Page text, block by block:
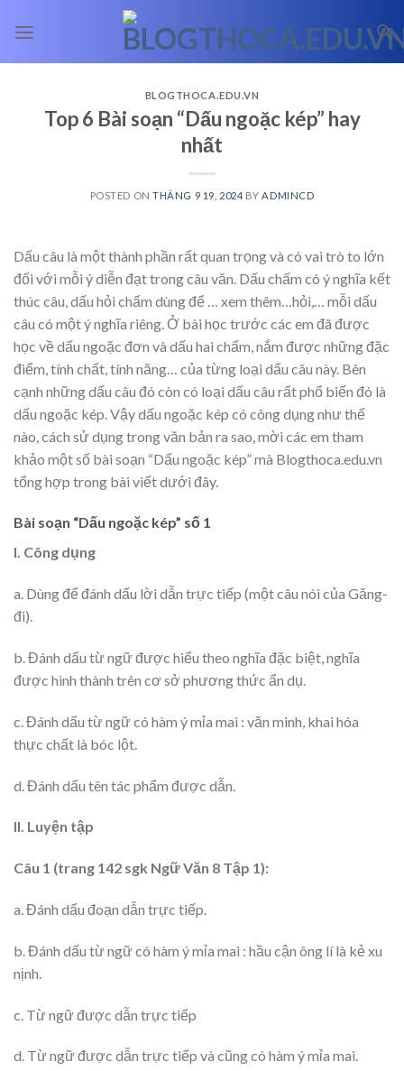
BLOGTHOCA.EDU.VN
Top 6 Bài soạn “Dấu ngoặc kép” hay
nhất
POSTED ONTHÁNG 9 19, 2024 BY ADMINCD
Dấu câu là một thành phần rất quan trọng và có vai trò to lớn
đối với mỗi ý diễn đạt trong câu văn. Dấu chấm có ý nghĩa kết
thúc câu, dấu hỏi chấm dùng để
… xem thêm… hỏi,… mỗi dấu
câu có một ý nghĩa riêng. Ở bài học trước các em đã được
học về dấu ngoặc đơn và dấu hai chấm, nắm được những đặc
điểm, tính chất, tính năng… của từng loại dấu câu này. Bên
cạnh những dấu câu đó còn có loại dấu câu rất phổ biến đó là
dấu ngoặc kép. Vậy dấu ngoặc kép có công dụng như thế
nào, cách sử dụng trong văn bản ra sao, mời các em tham
khảo một số bài soạn “Dấu ngoặc kép” mà Blogthoca.edu.vn
tổng hợp trong bài viết dưới đây.
Bài soạn “Dấu ngoặc kép” số 1
I. Công dụng
a. Dùng để đánh dấu lời dẫn trực tiếp (một câu nói của Găng-
đi).
b. Đánh dấu từ ngữ được hiểu theo nghĩa đặc biệt, nghĩa
được hình thành trên cơ sở phương thức ẩn dụ.
c. Đánh dấu từ ngữ có hàm ý mỉa mai : văn minh, khai hóa
thực chất là bóc lột.
d. Đánh dấu tên tác phẩm được dẫn.
II. Luyện tập
Câu 1 (trang 142 sgk Ngữ Văn 8 Tập 1):
a. Đánh dấu đoạn dẫn trực tiếp.
b. Đánh dấu từ ngữ có hàm ý mỉa mai : hầu cận ông lí là kẻ xu
nịnh.
c. Từ ngữ được dẫn trực tiếp
d. Từ ngữ được dẫn trực tiếp và cũng có hàm ý mỉa mai.